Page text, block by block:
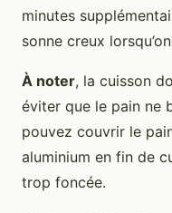
minutes
sonne creux
À noter, la cuisson
éviter que le pain ne
pouvez couvrir le
aluminium en fin de
trop foncée.